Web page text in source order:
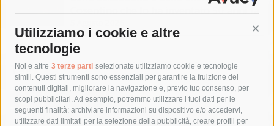
Utilizziamo i cookie e altre
tecnologie
Noi e altre 3 terze parti selezionate utilizziamo cookie e tecnologie
simili. Questi strumenti sono essenziali per garantire la fruizione dei
contenuti digitali, migliorare la navigazione e, previo tuo consenso, per
scopi pubblicitari. Ad esempio, potremmo utilizzare i tuoi dati per le
seguenti finalità: archiviare informazioni su dispositivo e/o accedervi,
utilizzare dati limitati per la selezione della pubblicità, creare profili per
Cosentino che lo ha inventato 50 anni fa
Tag
acqua allerta meteo
anas
area marina protetta di punta campanella
arresto